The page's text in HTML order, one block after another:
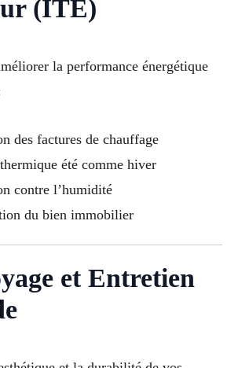
(ITE)
la performance énergétique
des factures de chauffage
été comme hiver
contre l’humidité
du bien immobilier
et Entretien